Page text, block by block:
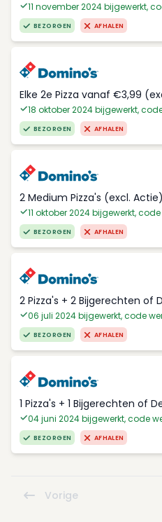
11 november 2024 bijgewerkt,
BEZORGEN AFHALEN
Elke 2e Pizza vanaf €3,99
18 oktober 2024 bijgewerkt,
BEZORGEN AFHALEN
2 Medium Pizza's (excl.
11 oktober 2024 bijgewerkt, code
BEZORGEN AFHALEN
2 Pizza's + 2 Bijgerechten of
06 juli 2024 bijgewerkt, code
BEZORGEN AFHALEN
1 Pizza's + 1 Bijgerechten of
04 juni 2024 bijgewerkt, code
BEZORGEN AFHALEN
Vorige